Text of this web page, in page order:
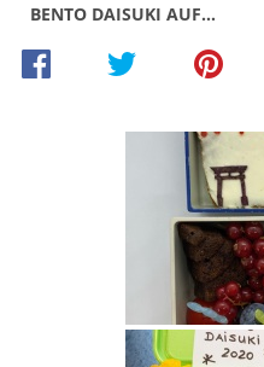
BENTO DAISUKI AUF…